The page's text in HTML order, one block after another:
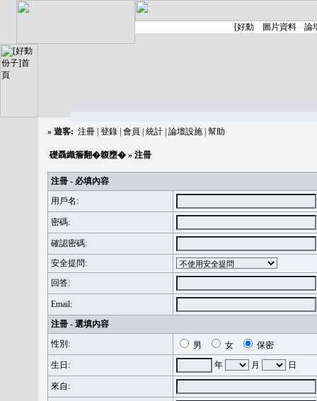
» 遊客: 注冊 登錄 會員 統計 論壇設施 幫助
礎聶織簷翻�䪖壅� » 注冊
注冊 - 必填內容
用戶名:
密碼:
確認密碼:
安全提問:
回答:
Email:
注冊 - 選填內容
性別:
男 女
保密
生日:
年 月 日
來自: